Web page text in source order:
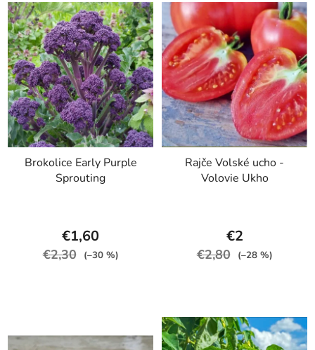
Brokolice Early Purple
Sprouting
€1,60
€2,30 (–30 %)
Rajče Volské ucho -
Volovie Ukho
€2
€2,80 (–28 %)